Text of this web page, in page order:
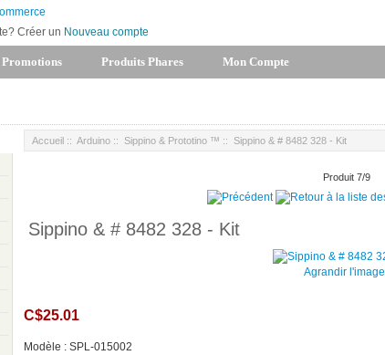
Créer un Nouveau compte
Promotions Produits Phares Mon Compte
Accueil :: Arduino :: Sippino & Prototino ™ :: Sippino & # 8482 328 - Kit
Produit 7/9
Sippino & # 8482 328 - Kit
Agrandir l'image
C$25.01
Modèle : SPL-015002